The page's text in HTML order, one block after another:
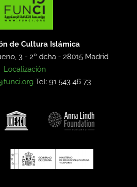
de Cultura Islámica
3 - 2º dcha -28015 Madrid
Localización
Tel: 91 543 46 73